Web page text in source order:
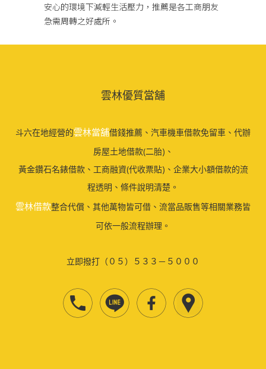
安心的環境下減輕生活壓力，推薦是各工商朋友
急需周轉之好處所。
雲林優質當舖
斗六在地經營的雲林當舖借錢推薦、汽車機車借款免留車、代辦
房屋土地借款(二胎)、
黃金鑽石名錶借款、工商融資(代收票貼)、企業大小額借款的流
程透明、條件說明清楚。
雲林借款整合代償、其他萬物皆可借、流當品販售等相關業務皆
可依一般流程辦理。
立即撥打（０５）５３３－５０００